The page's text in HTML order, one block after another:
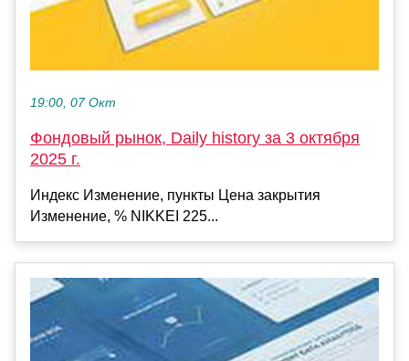
19:00, 07 Окт
Фондовый рынок, Daily history за 3 октября
2025 г.
Индекс Изменение, пункты Цена закрытия
Изменение, % NIKKEI 225...